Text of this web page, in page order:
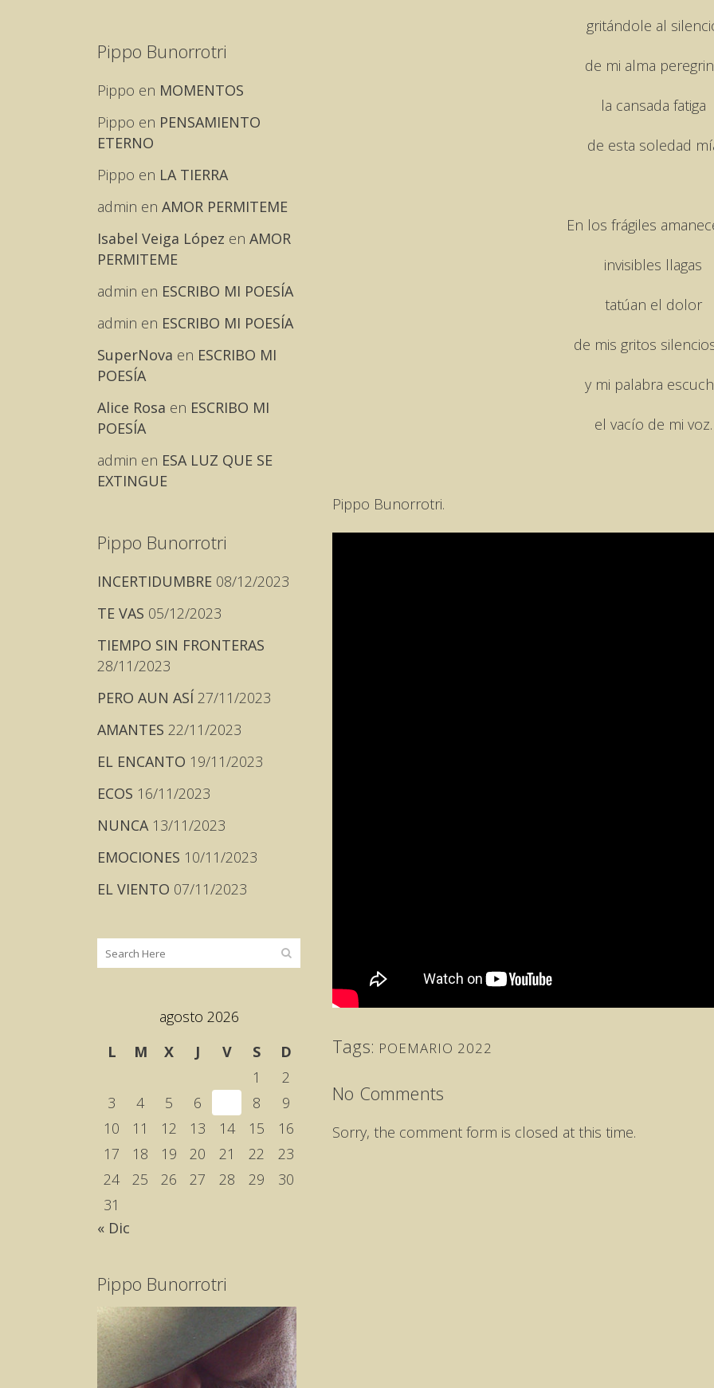
Pippo Bunorrotri
Pippo en MOMENTOS
Pippo en PENSAMIENTO
ETERNO
Pippo en LA TIERRA
admin en AMOR PERMITEME
Isabel Veiga López en AMOR
PERMITEME
admin en ESCRIBO MI POESÍA
admin en ESCRIBO MI POESÍA
SuperNova en ESCRIBO MI
POESÍA
Alice Rosa en ESCRIBO MI
POESÍA
admin en ESA LUZ QUE SE
EXTINGUE
Pippo Bunorrotri
INCERTIDUMBRE 08/12/2023
TE VAS 05/12/2023
TIEMPO SIN FRONTERAS
28/11/2023
PERO AUN ASÍ 27/11/2023
AMANTES 22/11/2023
EL ENCANTO 19/11/2023
ECOS 16/11/2023
NUNCA 13/11/2023
EMOCIONES 10/11/2023
EL VIENTO 07/11/2023
agosto 2026
L
M X J V S
D
1
2
3
4 5 6 8
9
10
11 12 13 14 15
16
17
18 19 20 21 22
23
24
25 26 27 28 29
30
31
« Dic
Pippo Bunorrotri
gritándole al
de mi alma
la cansada fatiga
de esta soledad
En los frágiles
invisibles llagas
tatúan el dolor
de mis gritos
y mi palabra
el vacío de mi voz.
Pippo Bunorrotri.
Tags: POEMARIO 2022
No Comments
Sorry, the comment form is closed at this time.